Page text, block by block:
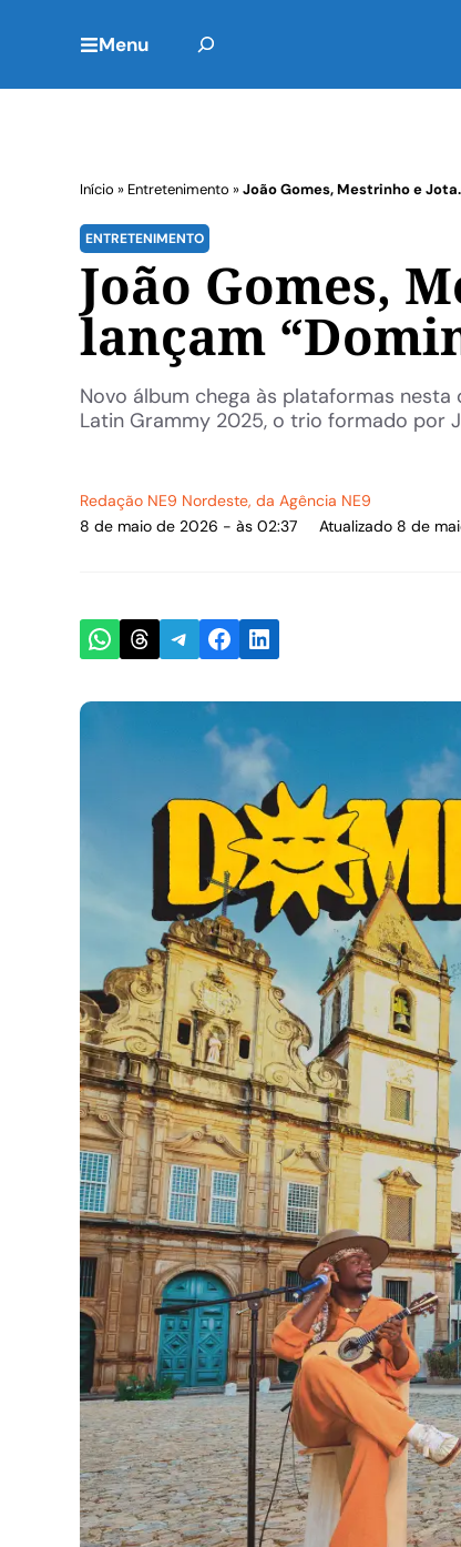
Menu
Início » Entretenimento »João Gomes, Mestrinho e
ENTRETENIMENTO
João Gomes,
lançam
Novo álbum chega às plataformas
Latin Grammy 2025, o trio formado por
Redação NE9 Nordeste, da Agência NE9
8 de maio de 2026 - às 02:37
Atualizado 8 de
Share on WhatsApp
Share on Threads
Share on Telegram
Share on Facebook
Share on LinkedIn